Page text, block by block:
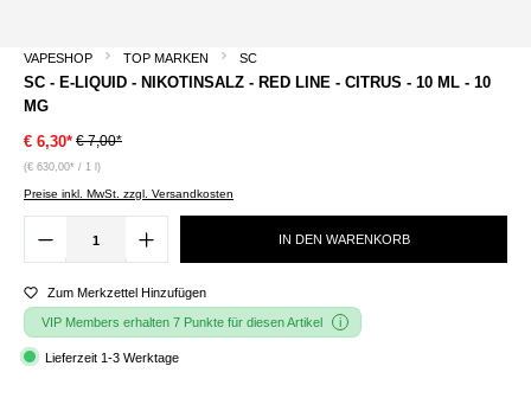
VAPESHOP TOP MARKEN SC
SC - E-LIQUID - NIKOTINSALZ - RED LINE - CITRUS - 10 ML - 10
MG
€ 6,30* € 7,00*
(€ 630,00* / 1 l)
Preise inkl. MwSt. zzgl. Versandkosten
IN DEN WARENKORB
Zum Merkzettel Hinzufügen
VIP Members erhalten 7 Punkte für diesen Artikel
Lieferzeit 1-3 Werktage